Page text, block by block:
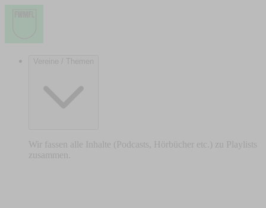
Vereine / Themen
Wir fassen alle Inhalte (Podcasts, Hörbücher etc.) zu Playlists
zusammen.